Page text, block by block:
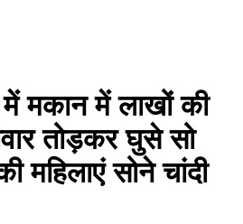
मकान में लाखों की
तोड़कर घुसे सो
महिलाएं सोने चांदी